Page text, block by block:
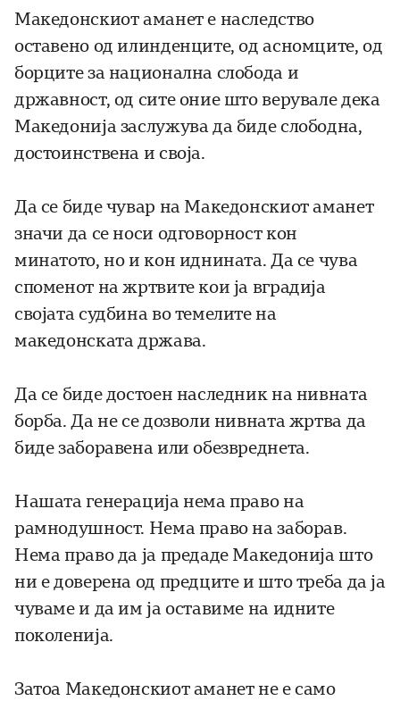
Македонскиот аманет е наследство
оставено од илинденците, од асномците, од
борците за национална слобода и
државност, од сите оние што верувале дека
Македонија заслужува да биде слободна,
достоинствена и своја.
Да се биде чувар на Македонскиот аманет
значи да се носи одговорност кон
минатото, но и кон иднината. Да се чува
споменот на жртвите кои ја вградија
својата судбина во темелите на
македонската држава.
Да се биде достоен наследник на нивната
борба. Да не се дозволи нивната жртва да
биде заборавена или обезвреднета.
Нашата генерација нема право на
рамнодушност. Нема право на заборав.
Нема право да ја предаде Македонија што
ни е доверена од предците и што треба да ја
чуваме и да им ја оставиме на идните
поколенија.
Затоа Македонскиот аманет не е само